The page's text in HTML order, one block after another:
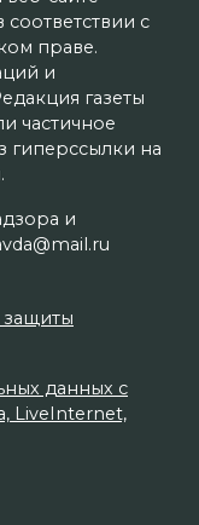
с
праве.
и
газеты
частичное
гиперссылки на
и
защиты
данных с
LiveInternet,